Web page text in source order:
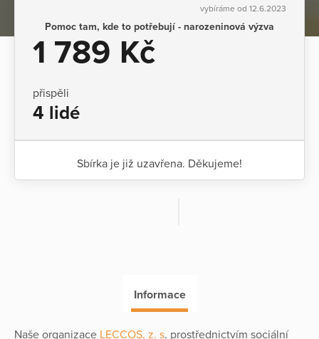
vybíráme od 12.6.2023
Pomoc tam, kde to potřebují - narozeninová výzva
1 789 Kč
přispěli
4 lidé
Sbírka je již uzavřena. Děkujeme!
Informace
Naše organizace LECCOS, z. s. prostřednictvím sociální